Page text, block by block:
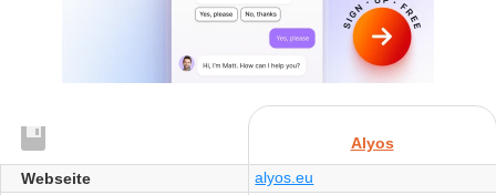
Alyos
Webseite
alyos.eu